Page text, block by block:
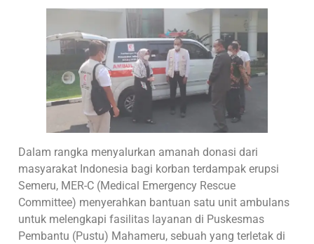
Dalam rangka menyalurkan amanah donasi dari
masyarakat Indonesia bagi korban terdampak erupsi
Semeru, MER-C (Medical Emergency Rescue
Committee) menyerahkan bantuan satu unit ambulans
untuk melengkapi fasilitas layanan di Puskesmas
Pembantu (Pustu) Mahameru, sebuah yang terletak di